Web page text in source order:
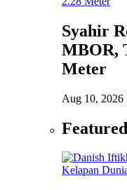
Syahir
MBOR,
Meter
Aug 10, 2026
Featured